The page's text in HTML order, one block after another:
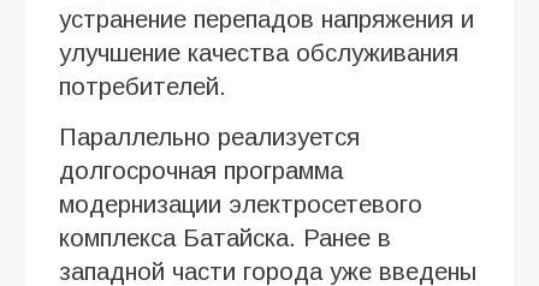
устранение перепадов напряжения и
улучшение качества обслуживания
потребителей.
Параллельно реализуется
долгосрочная программа
модернизации электросетевого
комплекса Батайска. Ранее в
западной части города уже введены